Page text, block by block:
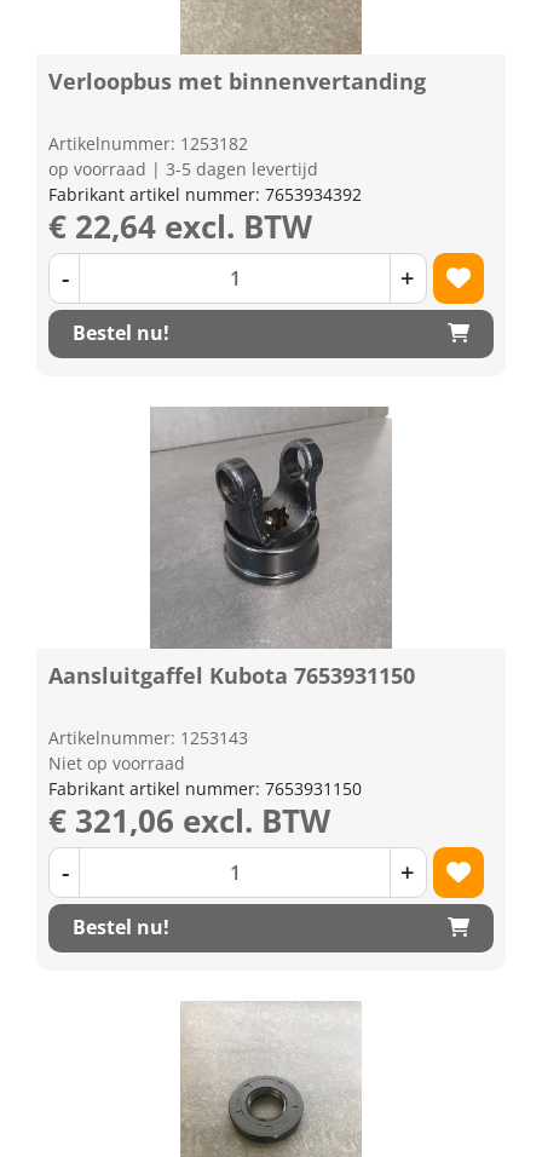
Verloopbus met binnenvertanding
Artikelnummer: 1253182
op voorraad | 3-5 dagen levertijd
Fabrikant artikel nummer: 7653934392
€ 22,64 excl. BTW
- +
Bestel nu!
Aansluitgaffel Kubota 7653931150
Artikelnummer: 1253143
Niet op voorraad
Fabrikant artikel nummer: 7653931150
€ 321,06 excl. BTW
- +
Bestel nu!